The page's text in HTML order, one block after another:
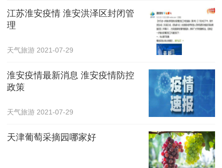
江苏淮安疫情 淮安洪泽区封闭管
理
天气旅游 2021-07-29
淮安疫情最新消息 淮安疫情防控
政策
天气旅游 2021-07-29
天津葡萄采摘园哪家好